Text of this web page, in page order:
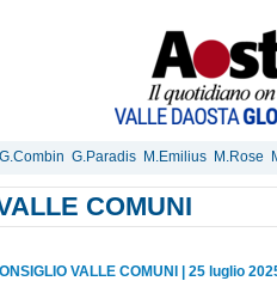
G.Combin G.Paradis M.Emilius M.Rose
COMUNI
VALLE COMUNI 25 luglio